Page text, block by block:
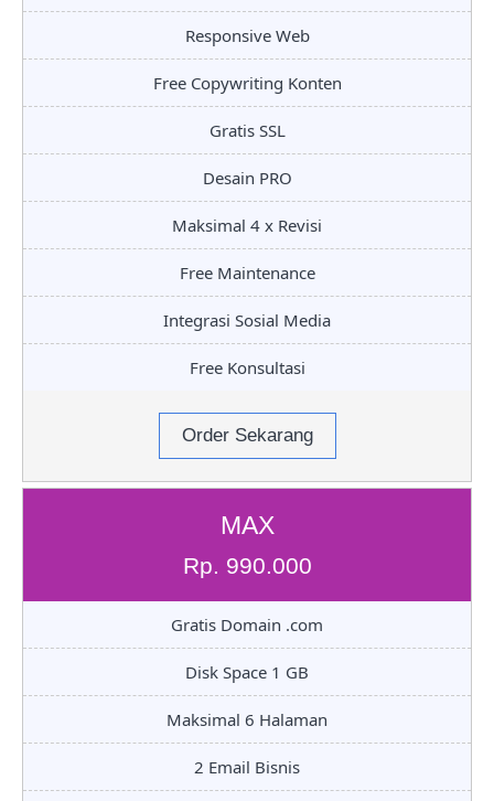
Responsive Web
Free Copywriting Konten
Gratis SSL
Desain PRO
Maksimal 4 x Revisi
Free Maintenance
Integrasi Sosial Media
Free Konsultasi
Order Sekarang
MAX
Rp. 990.000
Gratis Domain .com
Disk Space 1 GB
Maksimal 6 Halaman
2 Email Bisnis